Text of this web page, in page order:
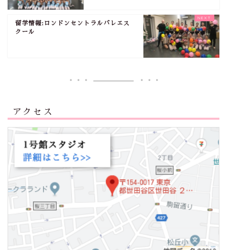
留学情報:ロンドンセントラルバレエス
クール
アクセス